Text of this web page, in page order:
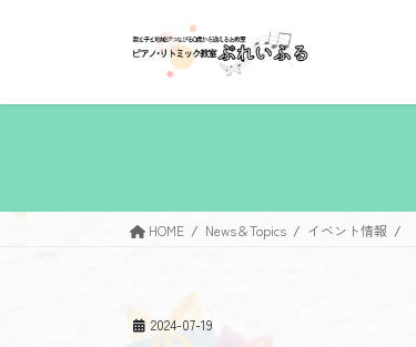
HOME News＆Topics イベント情報
2024-07-19